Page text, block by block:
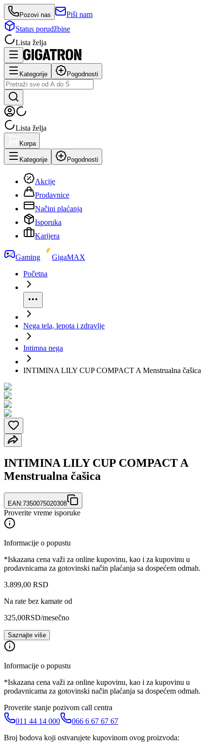
Pozovi nas
Piši nam
Status porudžbine
Lista želja
Kategorije Pogodnosti
Lista želja
Korpa
Kategorije Pogodnosti
Akcije
Prodavnice
Načini plaćanja
Isporuka
Karijera
Gaming
GigaMAX
Početna
Nega tela, lepota i zdravlje
Intimna nega
INTIMINA LILY CUP COMPACT A Menstrualna čašica
INTIMINA LILY CUP COMPACT A
Menstrualna čašica
EAN:7350075020308
Proverite vreme isporuke
Informacije o popustu
*Iskazana cena važi za online kupovinu, kao i za kupovinu u
prodavnicama za gotovinski način plaćanja sa dospećem odmah.
3.899,00 RSD
Na rate bez kamate od
325,00RSD/mesečno
Saznajte više
Informacije o popustu
*Iskazana cena važi za online kupovinu, kao i za kupovinu u
prodavnicama za gotovinski način plaćanja sa dospećem odmah.
Proverite stanje pozivom call centra
011 44 14 000
066 6 67 67 67
Broj bodova koji ostvarujete kupovinom ovog proizvoda: